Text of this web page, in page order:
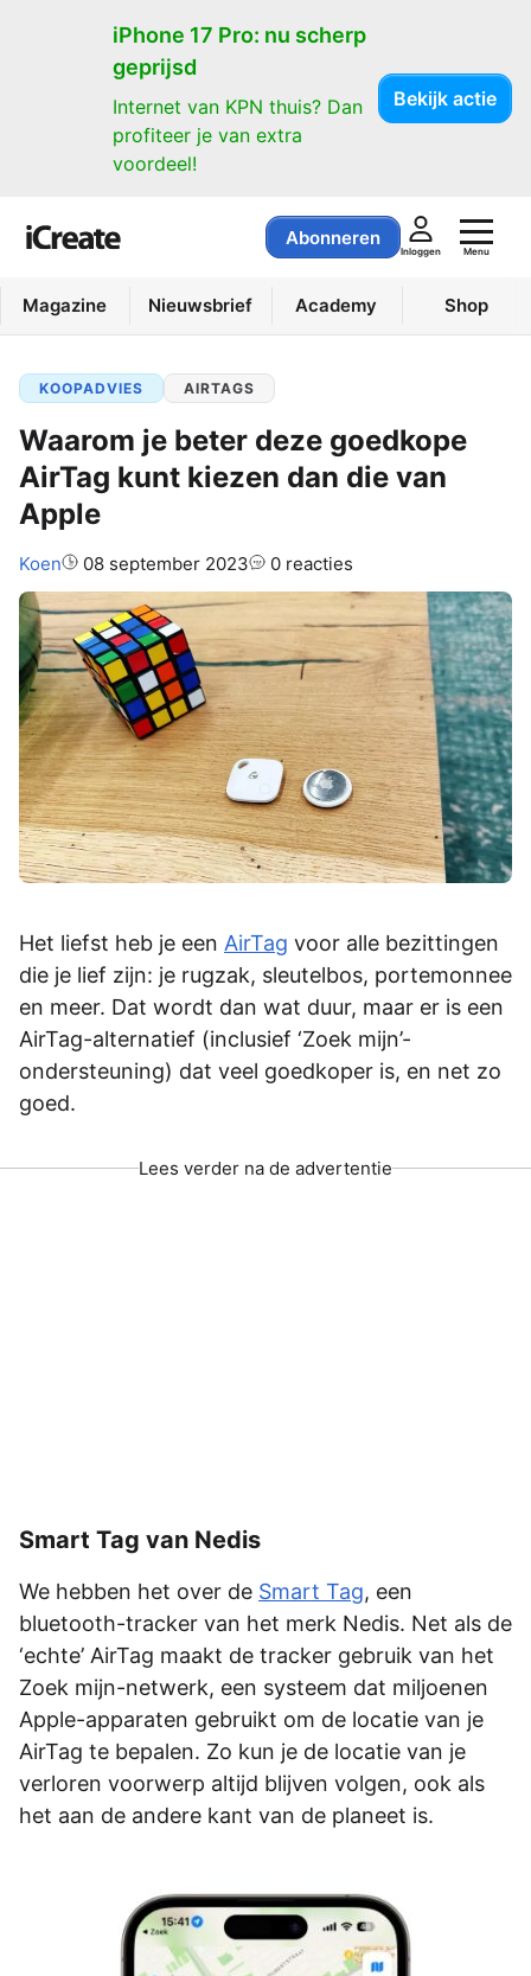
iPhone 17 Pro: nu scherp
geprijsd
Internet van KPN thuis? Dan
profiteer je van extra
voordeel!
Bekijk actie
Abonneren
Inloggen Menu
Magazine Nieuwsbrief Academy Shop
KOOPADVIES AIRTAGS
Waarom je beter deze goedkope
AirTag kunt kiezen dan die van
Apple
Auteur:
Koen 08 september 2023 0 reacties
Het liefst heb je een AirTag voor alle bezittingen
die je lief zijn: je rugzak, sleutelbos, portemonnee
en meer. Dat wordt dan wat duur, maar er is een
AirTag-alternatief (inclusief ‘Zoek mijn’-
ondersteuning) dat veel goedkoper is, en net zo
goed.
Lees verder na de advertentie
Smart Tag van Nedis
We hebben het over de Smart Tag, een
bluetooth-tracker van het merk Nedis. Net als de
‘echte’ AirTag maakt de tracker gebruik van het
Zoek mijn-netwerk, een systeem dat miljoenen
Apple-apparaten gebruikt om de locatie van je
AirTag te bepalen. Zo kun je de locatie van je
verloren voorwerp altijd blijven volgen, ook als
het aan de andere kant van de planeet is.